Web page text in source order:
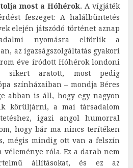
most a Hóhérok. A vígjáték
feszeget: A halálbüntetés
elején játszódó történet aznap
nyomásra eltörlik a
az igazságszolgáltatás gyakori
éve íródott Hóhérok londoni
sikert aratott, most pedig
színházaiban – mondja Béres
abban is áll, hogy egy nagyon
körüljárni, a mai társadalom
igazi angol humorral
hogy bár ma nincs terítéken
mégis mindig ott van a felszín
róla. Ez a darab nem
állításokat, és ez az